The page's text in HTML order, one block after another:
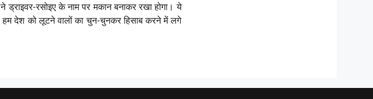
रसोइए के नाम पर मकान बनाकर रखा होगा। ये
देश को लूटने वालों का चुन-चुनकर हिसाब करने में लगे